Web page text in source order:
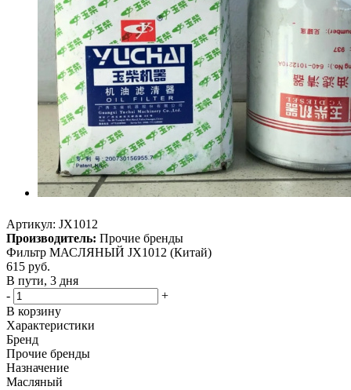
Артикул: JX1012
Производитель: Прочие бренды
Фильтр МАСЛЯНЫЙ JX1012 (Китай)
615 руб.
В пути, 3 дня
-
+
В корзину
Характеристики
Бренд
Прочие бренды
Назначение
Масляный